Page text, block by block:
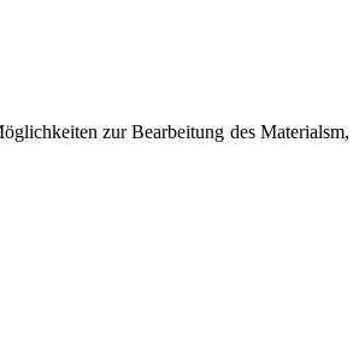
zur Bearbeitung des Materialsm,